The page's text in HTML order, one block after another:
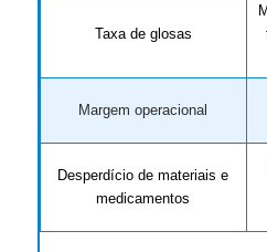
Taxa de glosas
Margem operacional
Desperdício de materiais e
medicamentos